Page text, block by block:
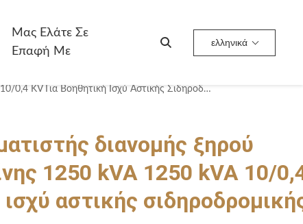
Μας Ελάτε Σε
Επαφή Με
ελληνικά
Ισχυρός Μετασχηματιστής Διανομής Ξηρού Τύπου Χυτής Ρητίνης 1250 KVA 1250 KVA 10/0,4 KV Για Βοηθητική Ισχύ Αστικής Σιδηροδρομικής Μεταφοράς
διανομής ξηρού
1250 kVA 1250 kVA 10/
αστικής